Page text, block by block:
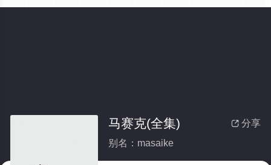
 分享
马赛克(全集)
别名：masaike